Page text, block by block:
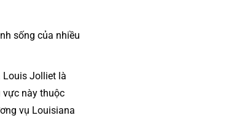
sống của nhiều
Louis Jolliet là
vực này thuộc
vụ Louisiana